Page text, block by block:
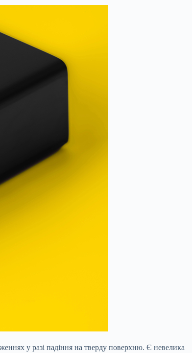
у разі падіння на тверду поверхню. Є невелика